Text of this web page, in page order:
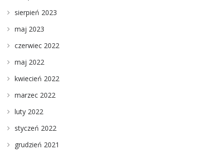
sierpień 2023
maj 2023
czerwiec 2022
maj 2022
kwiecień 2022
marzec 2022
luty 2022
styczeń 2022
grudzień 2021